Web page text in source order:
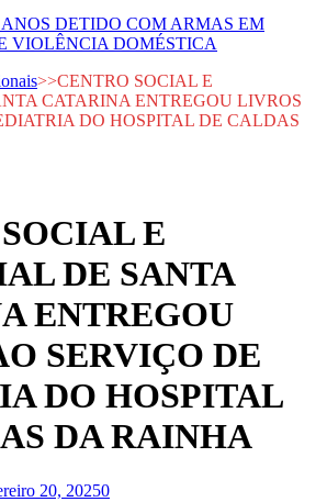
DETIDO COM ARMAS EM
VIOLÊNCIA DOMÉSTICA
>>CENTRO SOCIAL E
CATARINA ENTREGOU LIVROS
DO HOSPITAL DE CALDAS
E
DE SANTA
ENTREGOU
SERVIÇO DE
DO HOSPITAL
DA RAINHA
20, 20250